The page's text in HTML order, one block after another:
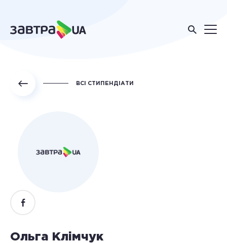
ВСІ СТИПЕНДІАТИ
Ольга Клімчук